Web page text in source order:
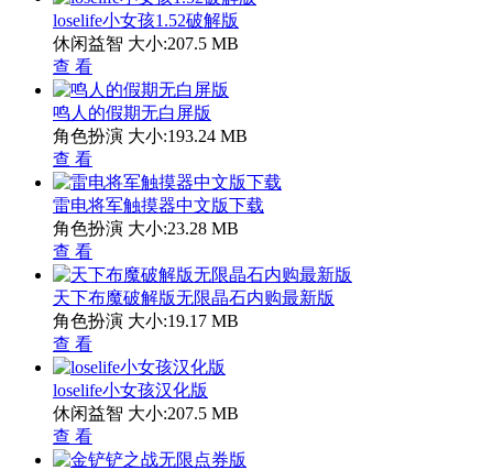
loselife小女孩1.52破解版
休闲益智 大小:207.5 MB
查 看
鸣人的假期无白屏版
角色扮演 大小:193.24 MB
查 看
雷电将军触摸器中文版下载
角色扮演 大小:23.28 MB
查 看
天下布魔破解版无限晶石内购最新版
角色扮演 大小:19.17 MB
查 看
loselife小女孩汉化版
休闲益智 大小:207.5 MB
查 看